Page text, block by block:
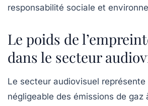
responsabilité sociale et
Le poids de
dans le secteur
Le secteur audiovisuel représente
négligeable des émissions de gaz